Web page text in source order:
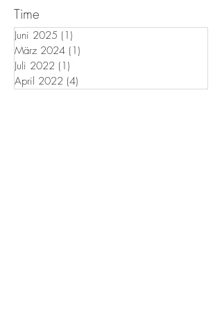
Time
Juni 2025 (1)
März 2024 (1)
Juli 2022 (1)
April 2022 (4)